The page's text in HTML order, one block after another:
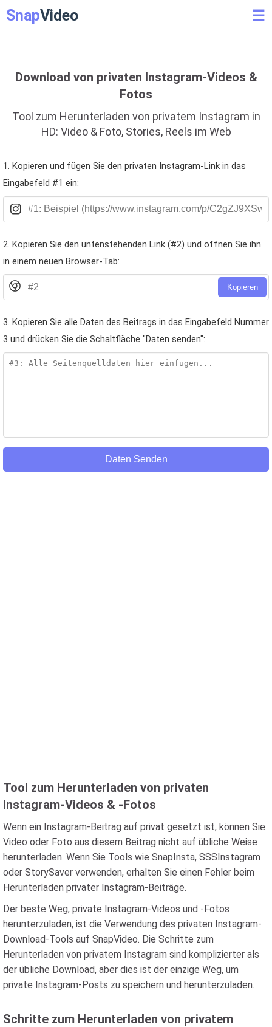
SnapVideo ☰
Download von privaten Instagram-Videos &
Fotos
Tool zum Herunterladen von privatem Instagram in
HD: Video & Foto, Stories, Reels im Web
1. Kopieren und fügen Sie den privaten Instagram-Link in das
Eingabefeld #1 ein:
2. Kopieren Sie den untenstehenden Link (#2) und öffnen Sie ihn
in einem neuen Browser-Tab:
Kopieren
3. Kopieren Sie alle Daten des Beitrags in das Eingabefeld Nummer
3 und drücken Sie die Schaltfläche "Daten senden":
Daten Senden
Tool zum Herunterladen von privaten
Instagram-Videos & -Fotos
Wenn ein Instagram-Beitrag auf privat gesetzt ist, können Sie
Video oder Foto aus diesem Beitrag nicht auf übliche Weise
herunterladen. Wenn Sie Tools wie SnapInsta, SSSInstagram
oder StorySaver verwenden, erhalten Sie einen Fehler beim
Herunterladen privater Instagram-Beiträge.
Der beste Weg, private Instagram-Videos und -Fotos
herunterzuladen, ist die Verwendung des privaten Instagram-
Download-Tools auf SnapVideo. Die Schritte zum
Herunterladen von privatem Instagram sind komplizierter als
der übliche Download, aber dies ist der einzige Weg, um
private Instagram-Posts zu speichern und herunterzuladen.
Schritte zum Herunterladen von privatem